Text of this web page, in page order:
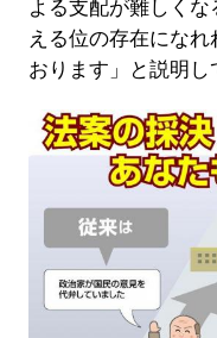
よる支配が難しく
える位の存在にな
おります」と説明し